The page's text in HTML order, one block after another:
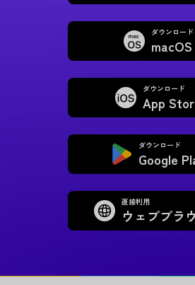
ダウンロード
macOS
ダウンロード
App
ダウンロード
Google
直接利用
ウェブブラ